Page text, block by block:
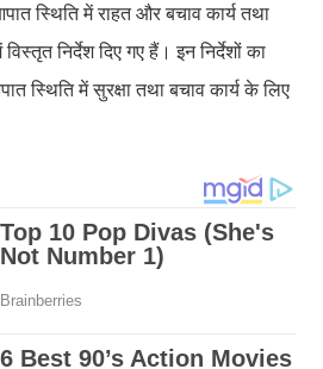
स्थिति में राहत और बचाव कार्य तथा
निर्देश दिए गए हैं। इन निर्देशों का
स्थिति में सुरक्षा तथा बचाव कार्य के लिए